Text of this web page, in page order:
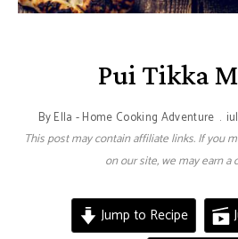
Pui Tikka
ByElla - Home Cooking Adventure
This post may contain affiliate links. If you
on our site, we may earn a
Jump to Recipe